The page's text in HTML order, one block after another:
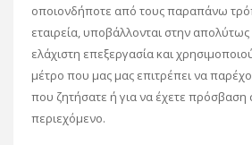
οποιονδήποτε από τους παραπάνω
εταιρεία, υποβάλλονται στην
ελάχιστη επεξεργασία και
μέτρο που μας μας επιτρέπει να
που ζητήσατε ή για να έχετε πρόσβαση
περιεχόμενο.